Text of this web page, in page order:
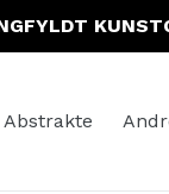
Abstrakte